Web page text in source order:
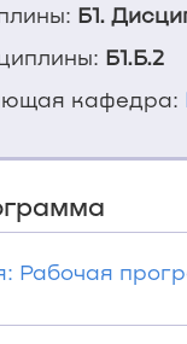
Б1.
Б1.Б.2
кафедра:
Рабочая